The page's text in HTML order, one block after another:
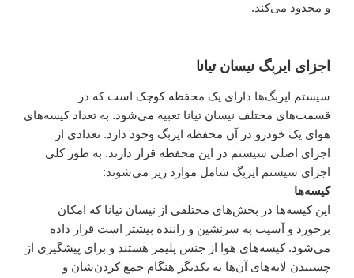
و محدود می‌کند.
اجزای ایربگ نیسان تیانا
سیستم ایربگ‌ها دارای یک محفظه‌ کوچک است که در
قسمت‌های مختلف نیسان تیانا تعبیه می‌شود. به تعداد کیسه‌های
هوای یک خودرو در آن محفظه‌ ایربگ وجود دارد. تعدادی از
اجزای اصلی سیستم در این محفظه قرار دارند. به طور کلی
اجزای سیستم ایربگ شامل موارد زیر می‌شوند:
کیسه‌ها
این کیسه‌ها در بخش‌های مختلفی از نیسان تیانا که امکان
برخورد و آسیب به سرنشین و راننده بیشتر است قرار داده
می‌شود. کیسه‌های هوا از جنس پلیمر هستند و برای پیشگیری از
چسبیدن لایه‌های آن‌ها به یکدیگر هنگام جمع کردن‌شان و